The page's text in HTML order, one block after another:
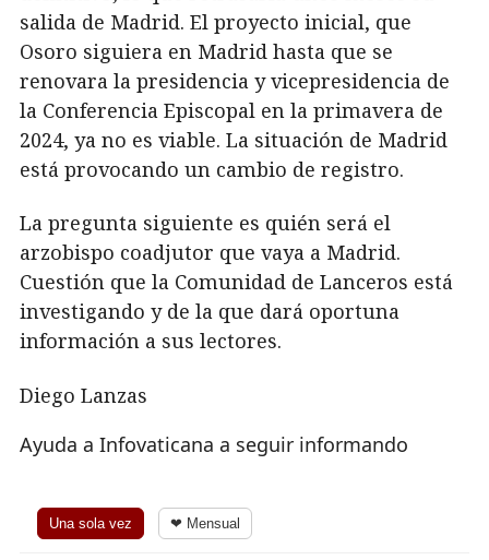
salida de Madrid. El proyecto inicial, que
Osoro siguiera en Madrid hasta que se
renovara la presidencia y vicepresidencia de
la Conferencia Episcopal en la primavera de
2024, ya no es viable. La situación de Madrid
está provocando un cambio de registro.
La pregunta siguiente es quién será el
arzobispo coadjutor que vaya a Madrid.
Cuestión que la Comunidad de Lanceros está
investigando y de la que dará oportuna
información a sus lectores.
Diego Lanzas
Ayuda a Infovaticana a seguir informando
Una sola vez ❤ Mensual